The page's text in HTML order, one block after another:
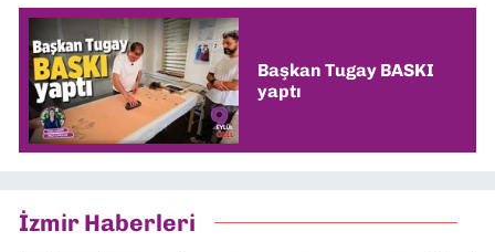
Başkan Tugay BASKI
yaptı
İzmir Haberleri